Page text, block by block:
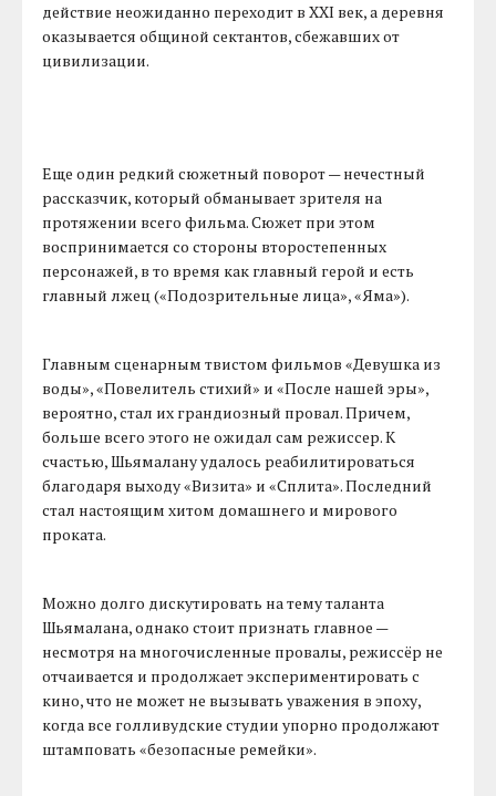
действие неожиданно переходит в XXI век, а деревня
оказывается общиной сектантов, сбежавших от
цивилизации.
Еще один редкий сюжетный поворот — нечестный
рассказчик, который обманывает зрителя на
протяжении всего фильма. Сюжет при этом
воспринимается со стороны второстепенных
персонажей, в то время как главный герой и есть
главный лжец («Подозрительные лица», «Яма»).
Главным сценарным твистом фильмов «Девушка из
воды», «Повелитель стихий» и «После нашей эры»,
вероятно, стал их грандиозный провал. Причем,
больше всего этого не ожидал сам режиссер. К
счастью, Шьямалану удалось реабилитироваться
благодаря выходу «Визита» и «Сплита». Последний
стал настоящим хитом домашнего и мирового
проката.
Можно долго дискутировать на тему таланта
Шьямалана, однако стоит признать главное —
несмотря на многочисленные провалы, режиссёр не
отчаивается и продолжает экспериментировать с
кино, что не может не вызывать уважения в эпоху,
когда все голливудские студии упорно продолжают
штамповать «безопасные ремейки».